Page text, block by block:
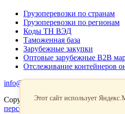
Грузоперевозки по странам
Грузоперевозки по регионам
Коды ТН ВЭД
Таможенная база
Зарубежные закупки
Оптовые зарубежные B2B
Отслеживание контейнеров
info@favorit-trans-import.ru
Copyright 2026. Все права
персональых данных
Согласие на
Этот сайт использует